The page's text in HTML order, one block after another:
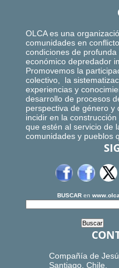
OLCA es una
comunidades en
condiciones de
económico depredador
Promovemos la
colectivo, la
experiencias y
desarrollo de procesos
perspectiva de género y
incidir en la
que estén al servicio de
comunidades y pueblos
BUSCAR en
Compañía de
Santiago, Chile.